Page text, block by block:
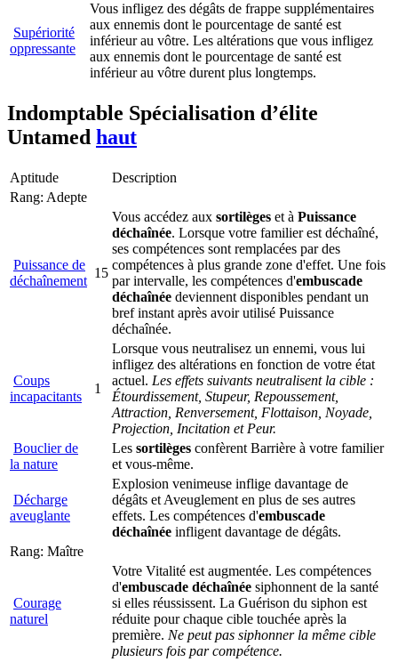
Supériorité
oppressante
Vous infligez des dégâts de frappe supplémentaires
aux ennemis dont le pourcentage de santé est
inférieur au vôtre. Les altérations que vous infligez
aux ennemis dont le pourcentage de santé est
inférieur au vôtre durent plus longtemps.
Indomptable Spécialisation d’élite
Untamed haut
Aptitude
Description
Rang: Adepte
Puissance de
déchaînement
15
Vous accédez aux sortilèges et à Puissance
déchaînée. Lorsque votre familier est déchaîné,
ses compétences sont remplacées par des
compétences à plus grande zone d'effet. Une fois
par intervalle, les compétences d'embuscade
déchaînée deviennent disponibles pendant un
bref instant après avoir utilisé Puissance
déchaînée.
Coups
incapacitants
1
Lorsque vous neutralisez un ennemi, vous lui
infligez des altérations en fonction de votre état
actuel. Les effets suivants neutralisent la cible :
Étourdissement, Stupeur, Repoussement,
Attraction, Renversement, Flottaison, Noyade,
Projection, Incitation et Peur.
Bouclier de
la nature
Les sortilèges confèrent Barrière à votre familier
et vous-même.
Décharge
aveuglante
Explosion venimeuse inflige davantage de
dégâts et Aveuglement en plus de ses autres
effets. Les compétences d'embuscade
déchaînée infligent davantage de dégâts.
Rang: Maître
Courage
naturel
Votre Vitalité est augmentée. Les compétences
d'embuscade déchaînée siphonnent de la santé
si elles réussissent. La Guérison du siphon est
réduite pour chaque cible touchée après la
première. Ne peut pas siphonner la même cible
plusieurs fois par compétence.